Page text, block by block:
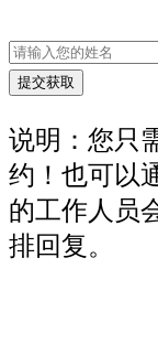
说明：您只
约！也可以
的工作人员
排回复。